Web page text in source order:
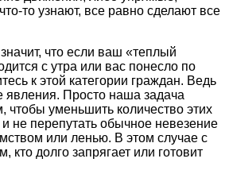
то узнают, все равно сделают все
что если ваш «теплый
с утра или вас понесло по
к этой категории граждан. Ведь
Просто наша задача
чтобы уменьшить количество этих
не перепутать обычное невезение
или ленью. В этом случае с
кто долго запрягает или готовит